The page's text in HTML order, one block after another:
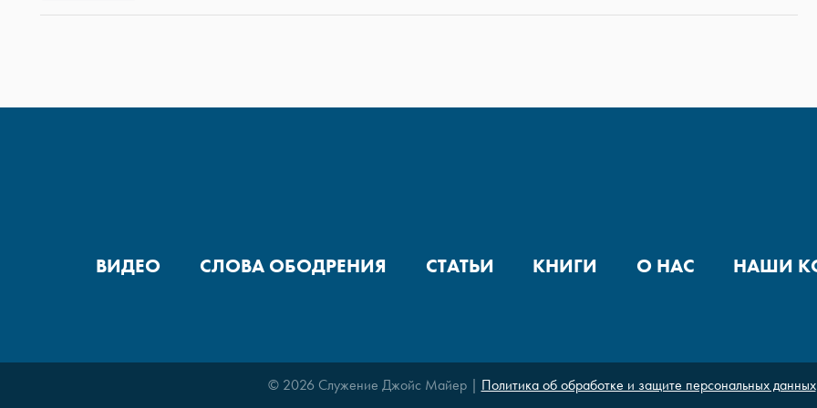
ВИДЕО СЛОВА ОБОДРЕНИЯ СТАТЬИ КНИГИ О НАС НАШИ
© 2026 Служение Джойс Майер | Политика об обработке и защите персональных данных